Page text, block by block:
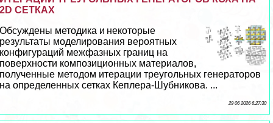
2D СЕТКАХ
Обсуждены методика и некоторые
результаты моделирования вероятных
конфигураций межфазных границ на
поверхности композиционных материалов,
полученные методом итерации треугольных генераторов
на определенных сетках Кеплера-Шубникова. ...
29 06 2026 6:27:30